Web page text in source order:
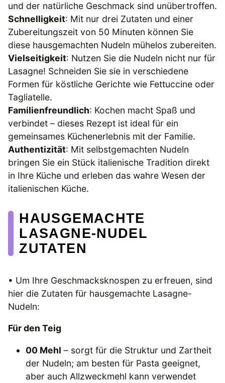
und der natürliche Geschmack sind unübertroffen.
Schnelligkeit: Mit nur drei Zutaten und einer
Zubereitungszeit von 50 Minuten können Sie
diese hausgemachten Nudeln mühelos zubereiten.
Vielseitigkeit: Nutzen Sie die Nudeln nicht nur für
Lasagne! Schneiden Sie sie in verschiedene
Formen für köstliche Gerichte wie Fettuccine oder
Tagliatelle.
Familienfreundlich: Kochen macht Spaß und
verbindet – dieses Rezept ist ideal für ein
gemeinsames Küchenerlebnis mit der Familie.
Authentizität: Mit selbstgemachten Nudeln
bringen Sie ein Stück italienische Tradition direkt
in Ihre Küche und erleben das wahre Wesen der
italienischen Küche.
HAUSGEMACHTE
LASAGNE-NUDEL
ZUTATEN
• Um Ihre Geschmacksknospen zu erfreuen, sind
hier die Zutaten für hausgemachte Lasagne-
Nudeln:
Für den Teig
00 Mehl – sorgt für die Struktur und Zartheit
der Nudeln; am besten für Pasta geeignet,
aber auch Allzweckmehl kann verwendet